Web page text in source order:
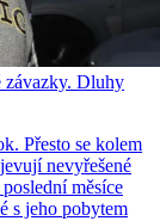
závazky. Dluhy
Přesto se kolem
nevyřešené
měsíce
s jeho pobytem